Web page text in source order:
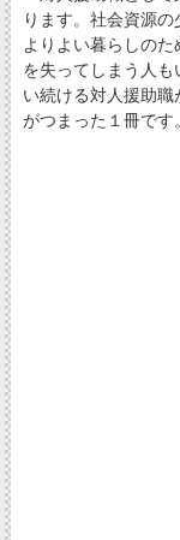
ります。社会資源
よりよい暮らしの
を失ってしまう人
い続ける対人援助
がつまった１冊です。